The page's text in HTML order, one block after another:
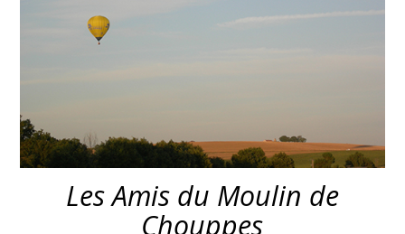
Les Amis du Moulin de
Chouppes